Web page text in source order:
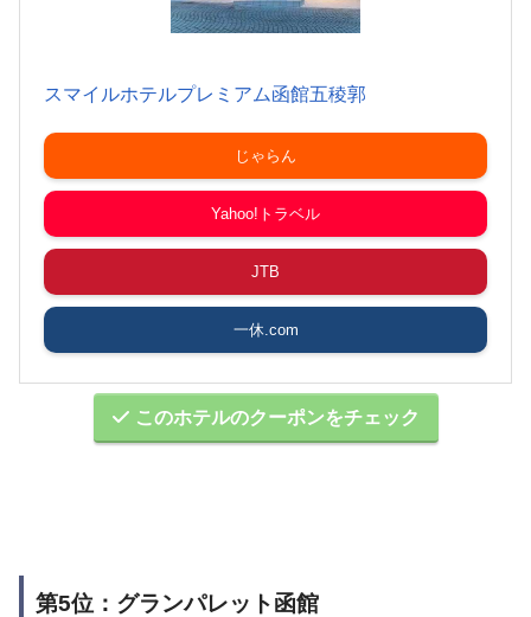
スマイルホテルプレミアム函館五稜郭
じゃらん
Yahoo!トラベル
JTB
一休.com
このホテルのクーポンをチェック
第5位：グランパレット函館